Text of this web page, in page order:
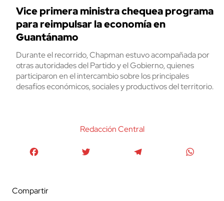
Vice primera ministra chequea programa
para reimpulsar la economía en
Guantánamo
Durante el recorrido, Chapman estuvo acompañada por
otras autoridades del Partido y el Gobierno, quienes
participaron en el intercambio sobre los principales
desafíos económicos, sociales y productivos del territorio.
Redacción Central
Compartir